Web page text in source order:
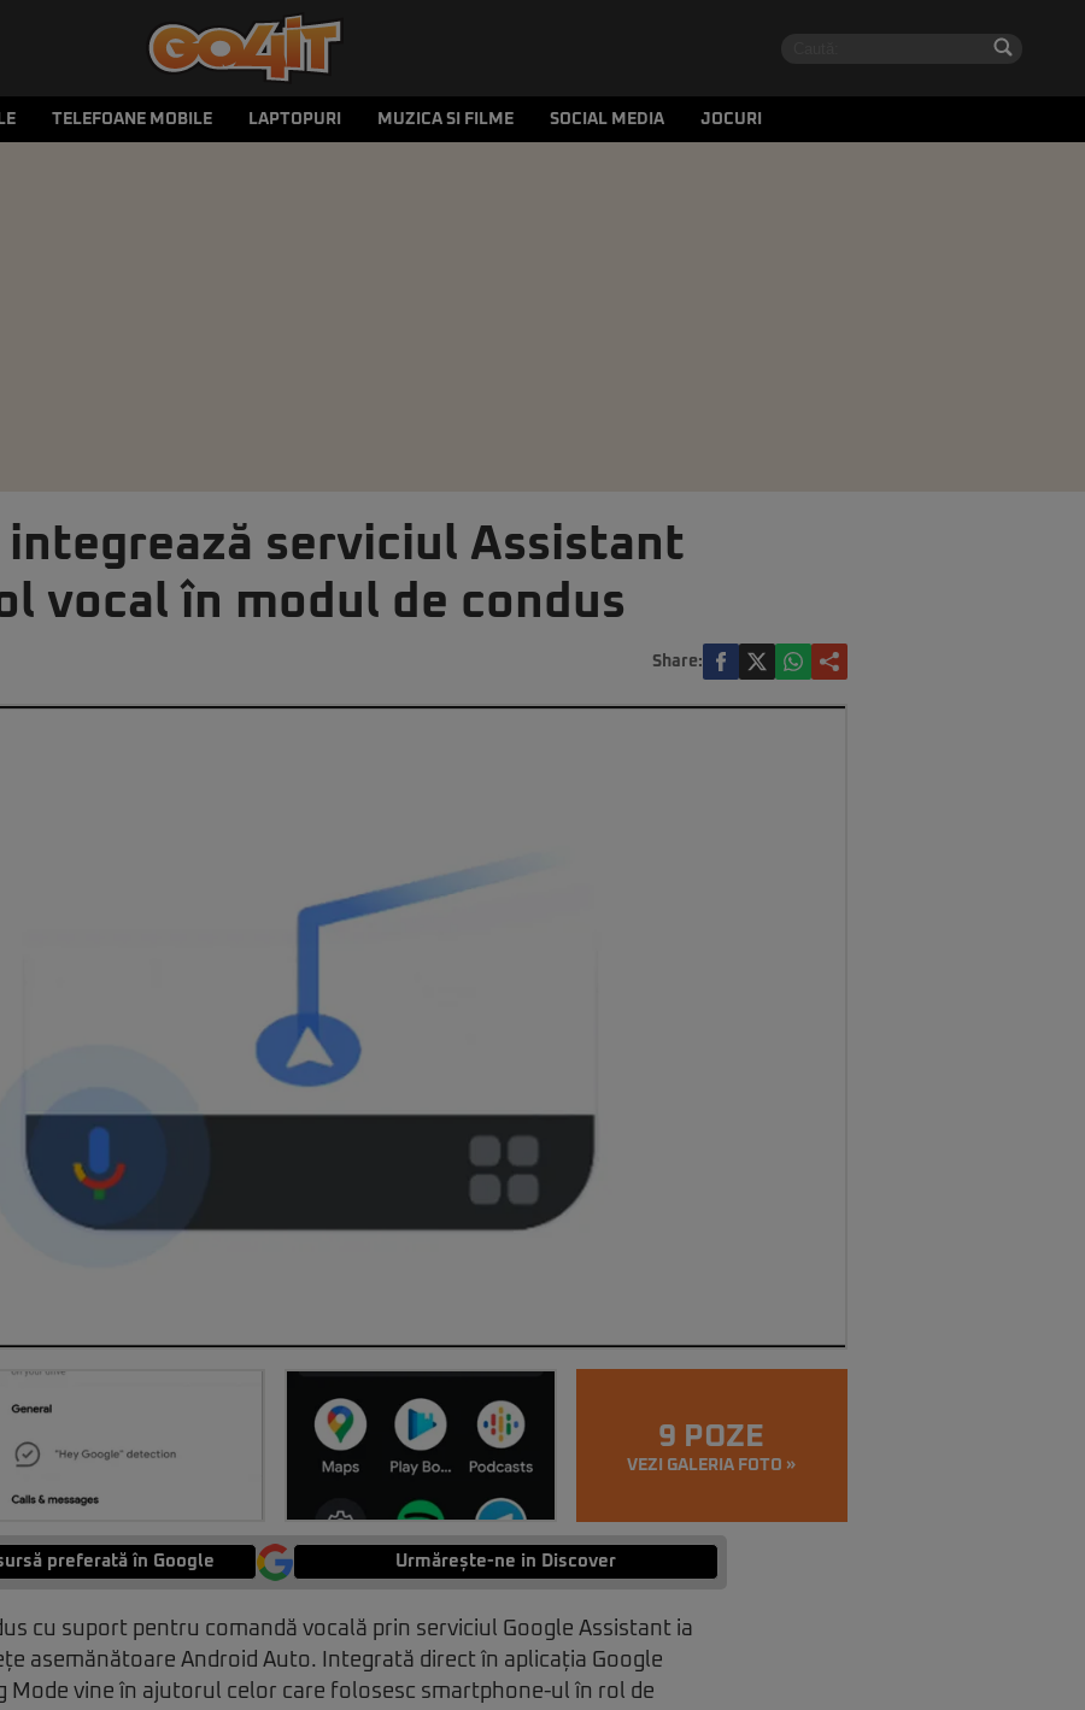
TELEFOANE MOBILE LAPTOPURI MUZICA SI FILME SOCIAL MEDIA JOCURI
integrează serviciul Assistant
vocal în modul de condus
Share:
9 POZE
VEZI GALERIA FOTO »
preferată în Google Urmărește-ne in Discover
cu suport pentru comandă vocală prin serviciul Google Assistant ia
asemănătoare Android Auto. Integrată direct în aplicația Google
Mode vine în ajutorul celor care folosesc smartphone-ul în rol de